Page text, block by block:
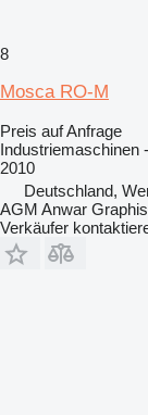
8
Mosca RO-M
Preis auf Anfrage
Industriemaschinen
2010
Deutschland,
AGM Anwar
Verkäufer